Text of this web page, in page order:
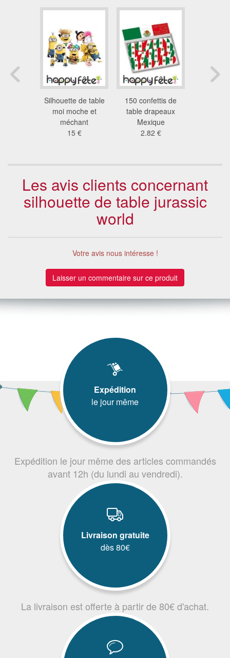
Silhouette de table
moi moche et
méchant
15 €
150 confettis de
table drapeaux
Mexique
2.82 €
Les avis clients concernant
silhouette de table jurassic
world
Votre avis nous intéresse !
Laisser un commentaire sur ce produit
Expédition
le jour même
Expédition le jour même des articles commandés
avant 12h (du lundi au vendredi).
Livraison gratuite
dès 80€
La livraison est offerte à partir de 80€ d'achat.